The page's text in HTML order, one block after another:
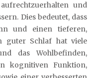
und
Dies bedeutet, dass
und einen tieferen,
guter Schlaf hat viele
das Wohlbefinden,
kognitiven Funktion,